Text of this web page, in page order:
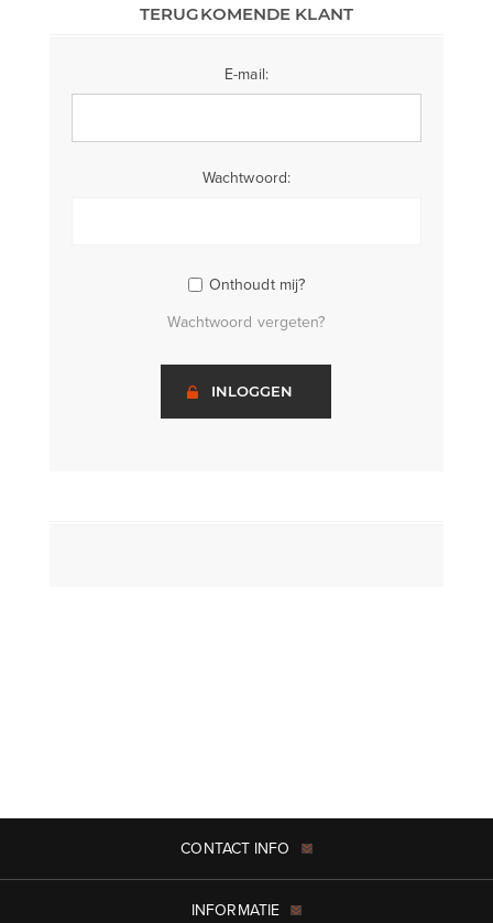
TERUGKOMENDE KLANT
E-mail:
Wachtwoord:
Onthoudt mij?
Wachtwoord vergeten?
INLOGGEN
CONTACT INFO
INFORMATIE